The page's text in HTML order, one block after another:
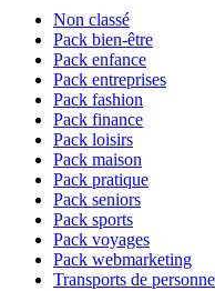
Non classé
Pack bien-être
Pack enfance
Pack entreprises
Pack fashion
Pack finance
Pack loisirs
Pack maison
Pack pratique
Pack seniors
Pack sports
Pack voyages
Pack webmarketing
Transports de